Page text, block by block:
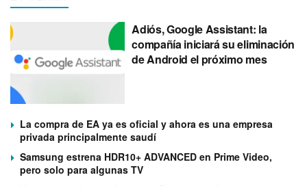
Adiós, Google Assistant: la
compañía iniciará su eliminación
de Android el próximo mes
La compra de EA ya es oficial y ahora es una empresa
privada principalmente saudí
Samsung estrena HDR10+ ADVANCED en Prime Video,
pero solo para algunas TV